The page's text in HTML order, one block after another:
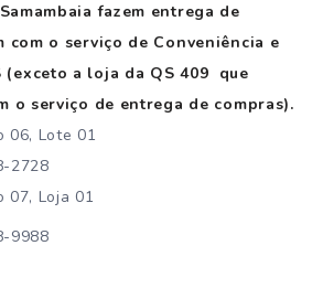
fazem entrega de
com o serviço de Conveniência e
(exceto a loja da QS 409 que
o serviço de entrega de compras).
06, Lote 01
2728
07, Loja 01
9988